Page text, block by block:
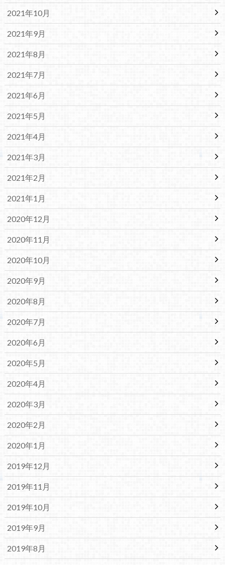
2021年10月
2021年9月
2021年8月
2021年7月
2021年6月
2021年5月
2021年4月
2021年3月
2021年2月
2021年1月
2020年12月
2020年11月
2020年10月
2020年9月
2020年8月
2020年7月
2020年6月
2020年5月
2020年4月
2020年3月
2020年2月
2020年1月
2019年12月
2019年11月
2019年10月
2019年9月
2019年8月